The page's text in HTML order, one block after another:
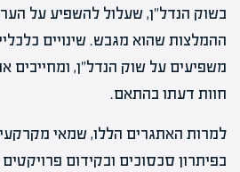
בשוק הנדל"ן, שעלול להשפיע על
ההמלצות שהוא מגבש. שינויים
משפיעים על שוק הנדל"ן, ומחייבים
חוות דעתו בהתאם.
למרות האתגרים הללו, שמאי
בפיתרון סכסוכים ובקידום